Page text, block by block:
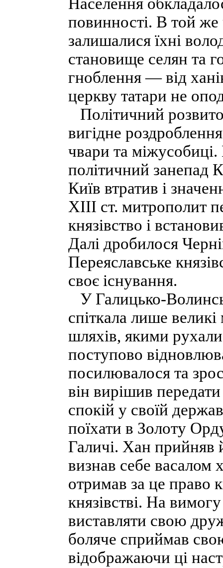
повинності. В той же
залишалися їхні
становище селян та
гноблення — від
церкву татари не
Політичний
вигідне
чвари та
політичний занепад
Київ втратив і
XIII ст. митрополит
князівство і
Далі дробилося
Переяславське
своє існування.
У Галицько-
спіткала лише великі
шляхів, якими
поступово
посилювалося та
він вирішив
спокій у своїй
поїхати в Золоту
Галичі. Хан прийняв
визнав себе
отримав за це право
князівстві. На
виставляти свою
боляче сприймав
відображаючи ці